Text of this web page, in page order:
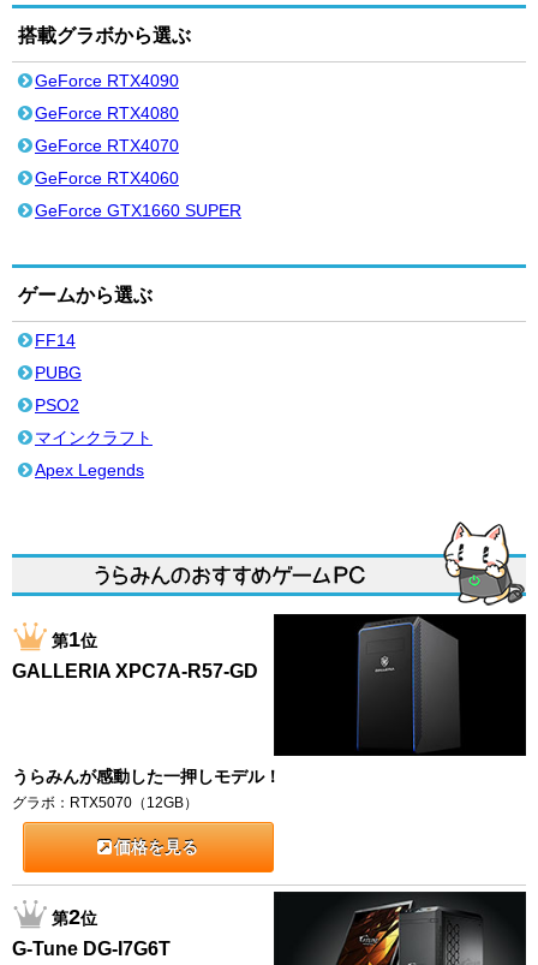
搭載グラボから選ぶ
GeForce RTX4090
GeForce RTX4080
GeForce RTX4070
GeForce RTX4060
GeForce GTX1660 SUPER
ゲームから選ぶ
FF14
PUBG
PSO2
マインクラフト
Apex Legends
第1位
GALLERIA XPC7A-R57-GD
うらみんが感動した一押しモデル！
グラボ：RTX5070（12GB）
価格を見る
第2位
G-Tune DG-I7G6T